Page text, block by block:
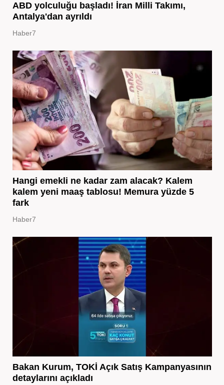
ABD yolculuğu başladı! İran Milli Takımı,
Antalya'dan ayrıldı
Haber7
Hangi emekli ne kadar zam alacak? Kalem
kalem yeni maaş tablosu! Memura yüzde 5
fark
Haber7
Bakan Kurum, TOKİ Açık Satış Kampanyasının
detaylarını açıkladı